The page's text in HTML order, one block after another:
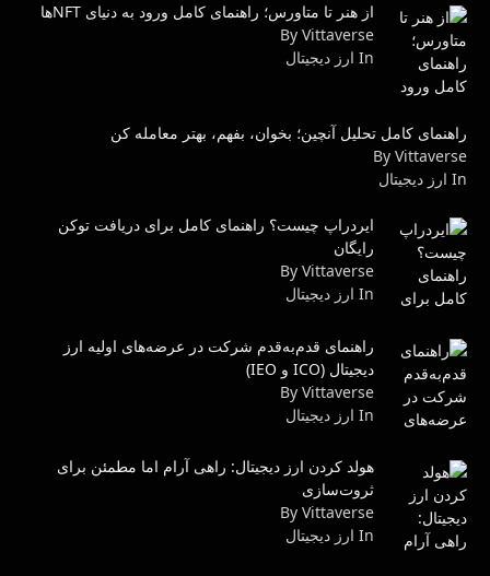
از هنر تا متاورس؛ راهنمای کامل ورود به دنیای NFTها
By Vittaverse
In ارز دیجیتال
راهنمای کامل تحلیل آنچین؛ بخوان، بفهم، بهتر معامله کن
By Vittaverse
In ارز دیجیتال
ایردراپ چیست؟ راهنمای کامل برای دریافت توکن
رایگان
By Vittaverse
In ارز دیجیتال
راهنمای قدم‌به‌قدم شرکت در عرضه‌های اولیه ارز
دیجیتال (ICO و IEO)
By Vittaverse
In ارز دیجیتال
هولد کردن ارز دیجیتال: راهی آرام اما مطمئن برای
ثروت‌سازی
By Vittaverse
In ارز دیجیتال